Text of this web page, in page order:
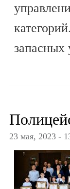
запасных
23 мая, 2023 -